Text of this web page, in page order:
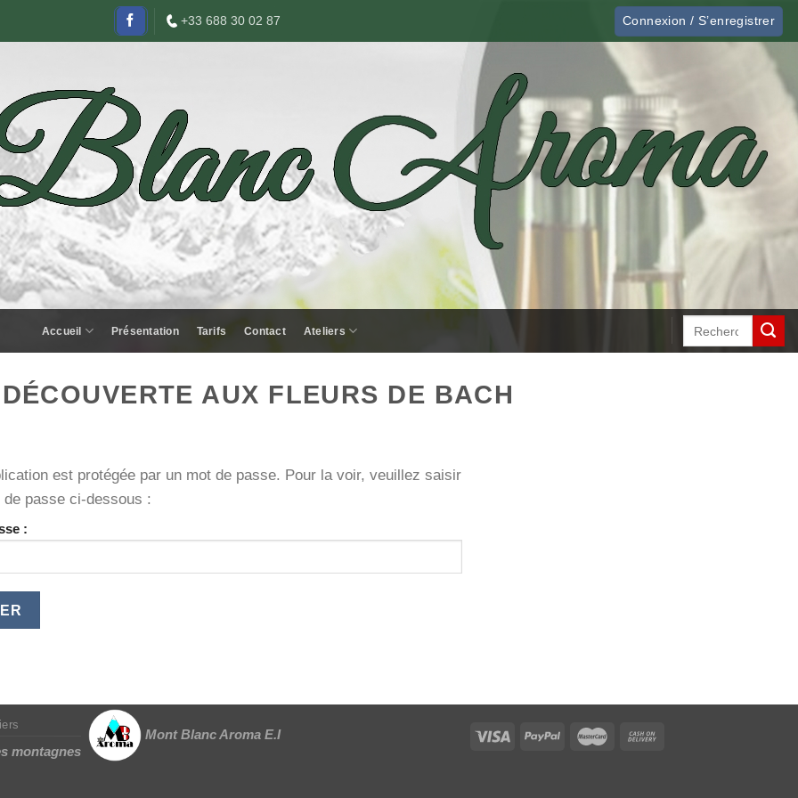
+33 688 30 02 87 Connexion / S’enregistrer
Accueil Présentation Tarifs Contact Ateliers
AUX FLEURS DE BACH
est protégée par un mot de passe. Pour la voir, veuillez saisir
passe ci-dessous :
:
montagnes
Mont Blanc Aroma E.I